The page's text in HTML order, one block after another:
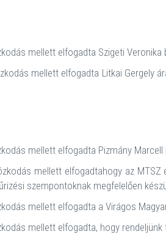
mellett elfogadta Szigeti Veronika
mellett elfogadta Litkai Gergely
mellett elfogadta Pizmány
mellett elfogadtahogy az MTSZ
szempontoknak megfelelően
mellett elfogadta a Virágos
mellett elfogadta, hogy